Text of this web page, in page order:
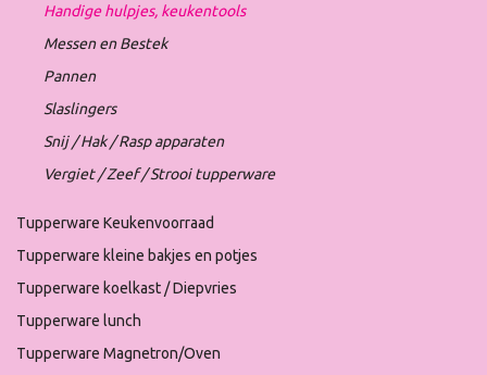
Handige hulpjes, keukentools
Messen en Bestek
Pannen
Slaslingers
Snij / Hak / Rasp apparaten
Vergiet / Zeef / Strooi tupperware
Tupperware Keukenvoorraad
Tupperware kleine bakjes en potjes
Tupperware koelkast / Diepvries
Tupperware lunch
Tupperware Magnetron/Oven